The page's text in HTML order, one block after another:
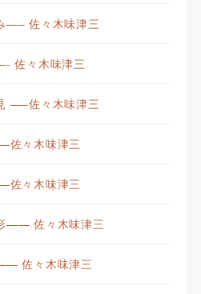
—– 佐々木味津三
佐々木味津三
—–佐々木味津三
佐々木味津三
佐々木味津三
—— 佐々木味津三
佐々木味津三